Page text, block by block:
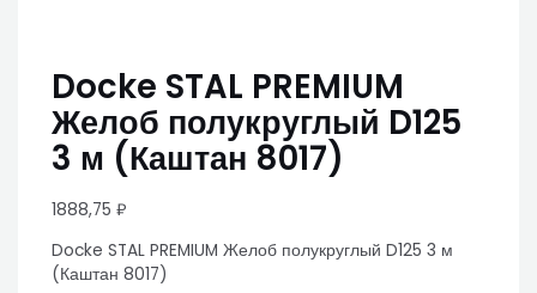
Docke STAL PREMIUM
Желоб полукруглый D125
3 м (Каштан 8017)
1888,75 ₽
Docke STAL PREMIUM Желоб полукруглый D125 3 м
(Каштан 8017)